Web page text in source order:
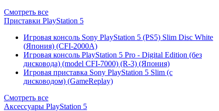
Смотреть все
Приставки PlayStation 5
Игровая консоль Sony PlayStation 5 (PS5) Slim Disc White
(Япония) (CFI-2000A)
Игровая консоль PlayStation 5 Pro - Digital Edition (без
дисковода) (model CFI-7000) (R-3) (Япония)
Игровая приставка Sony PlayStation 5 Slim (с
дисководом) (GameReplay)
Смотреть все
Аксессуары PlayStation 5